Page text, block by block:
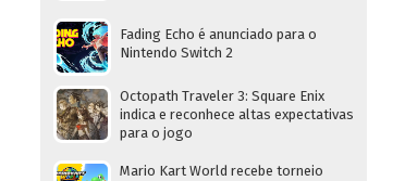
Fading Echo é anunciado para o
Nintendo Switch 2
Octopath Traveler 3: Square Enix
indica e reconhece altas expectativas
para o jogo
Mario Kart World recebe torneio